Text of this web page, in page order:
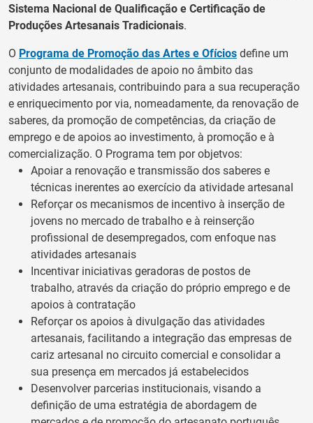
Sistema Nacional de Qualificação e Certificação de
Produções Artesanais Tradicionais.
O Programa de Promoção das Artes e Ofícios define um
conjunto de modalidades de apoio no âmbito das
atividades artesanais, contribuindo para a sua recuperação
e enriquecimento por via, nomeadamente, da renovação de
saberes, da promoção de competências, da criação de
emprego e de apoios ao investimento, à promoção e à
comercialização. O Programa tem por objetvos:
Apoiar a renovação e transmissão dos saberes e
técnicas inerentes ao exercício da atividade artesanal
Reforçar os mecanismos de incentivo à inserção de
jovens no mercado de trabalho e à reinserção
profissional de desempregados, com enfoque nas
atividades artesanais
Incentivar iniciativas geradoras de postos de
trabalho, através da criação do próprio emprego e de
apoios à contratação
Reforçar os apoios à divulgação das atividades
artesanais, facilitando a integração das empresas de
cariz artesanal no circuito comercial e consolidar a
sua presença em mercados já estabelecidos
Desenvolver parcerias institucionais, visando a
definição de uma estratégia de abordagem de